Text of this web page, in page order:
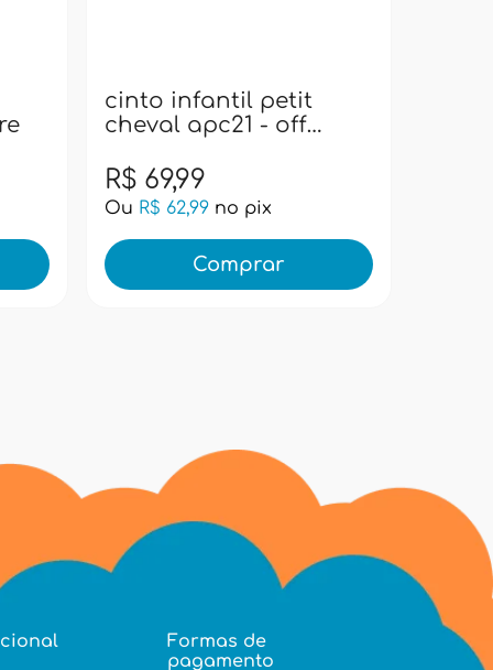
cinto infantil petit
cheval apc21 - off
R$ 69,99
Ou R$ 62,99 no pix
Comprar
Formas de
pagamento